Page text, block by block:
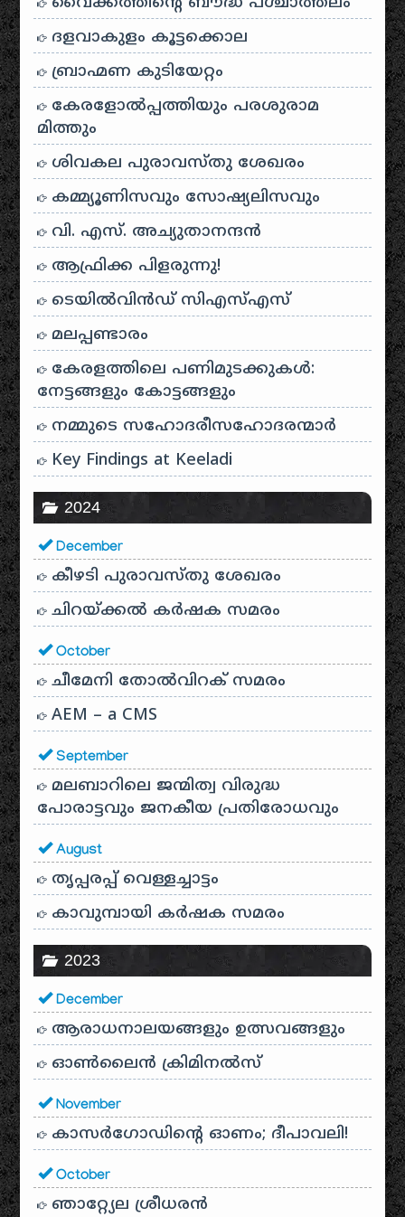
ദളവാകുളം കൂട്ടക്കൊല
ബ്രാഹ്മണ കുടിയേറ്റം
കേരളോൽപ്പത്തിയും പരശുരാമ
മിത്തും
ശിവകല പുരാവസ്തു ശേഖരം
കമ്മ്യൂണിസവും സോഷ്യലിസവും
വി. എസ്. അച്യുതാനന്ദൻ
ആഫ്രിക്ക പിളരുന്നു!
ടെയിൽ‌വിൻഡ് സി‌എസ്‌എസ്
മലപ്പണ്ടാരം
കേരളത്തിലെ പണിമുടക്കുകൾ:
നേട്ടങ്ങളും കോട്ടങ്ങളും
നമ്മുടെ സഹോദരീസഹോദരന്മാർ
Key Findings at Keeladi
2024
December
കീഴടി പുരാവസ്തു ശേഖരം
ചിറയ്ക്കൽ കർഷക സമരം
October
ചീമേനി തോൽവിറക് സമരം
AEM – a CMS
September
മലബാറിലെ ജന്മിത്വ വിരുദ്ധ
പോരാട്ടവും ജനകീയ പ്രതിരോധവും
August
തൃപ്പരപ്പ് വെള്ളച്ചാട്ടം
കാവുമ്പായി കർഷക സമരം
2023
December
ആരാധനാലയങ്ങളും ഉത്സവങ്ങളും
ഓൺലൈൻ ക്രിമിനൽസ്
November
കാസർഗോഡിൻ്റെ ഓണം; ദീപാവലി!
October
ഞാറ്റ്യേല ശ്രീധരൻ